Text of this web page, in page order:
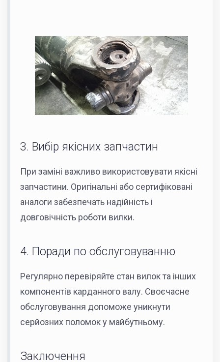
3. Вибір якісних запчастин
При заміні важливо використовувати якісні
запчастини. Оригінальні або сертифіковані
аналоги забезпечать надійність і
довговічність роботи вилки.
4. Поради по обслуговуванню
Регулярно перевіряйте стан вилок та інших
компонентів карданного валу. Своєчасне
обслуговування допоможе уникнути
серйозних поломок у майбутньому.
Заключення